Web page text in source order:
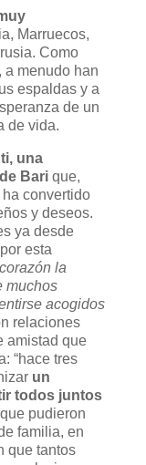
Marruecos,
Como
a menudo han
espaldas y a
de un
de vida.
una
Barique,
convertido
y deseos.
ya desde
esta
la
muchos
acogidos
relaciones
amistad que
“hace tres
un
todos juntos
pudieron
familia, en
que tantos